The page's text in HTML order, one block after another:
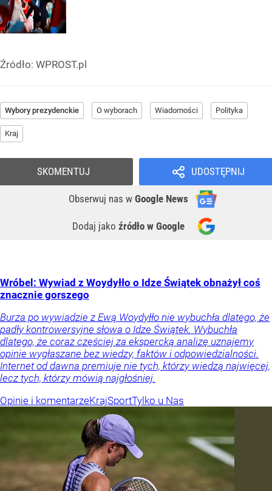
Źródło: WPROST.pl
Wybory prezydenckie O wyborach Wiadomości Polityka
Kraj
UDOSTĘPNIJ
Obserwuj nas w Google News
Dodaj jako źródło w Google
SKOMENTUJ
Wróbel: Wywiad z Woydyłło o Idze Świątek obnażył coś
znacznie gorszego
Burza po wywiadzie z Ewą Woydyłło nie wybuchła dlatego, że
padły kontrowersyjne słowa o Idze Świątek. Wybuchła
dlatego, że coraz częściej za ekspercką analizę uznajemy
opinie wygłaszane bez wiedzy, faktów i odpowiedzialności.
Internet od dawna premiuje nie tych, którzy wiedzą najwięcej,
lecz tych, którzy mówią najgłośniej.
Opinie i komentarzeKrajSportTylko u Nas